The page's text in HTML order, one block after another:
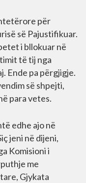
për
së Pajustifikuar.
i bllokuar në
të tij nga
Ende pa përgjigje.
së shpejti,
para vetes.
edhe ajo në
jeni në dijeni,
Komisioni i
me
Gjykata